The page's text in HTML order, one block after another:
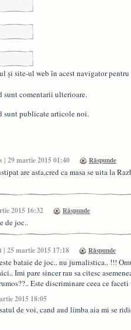
și site-ul web în acest navigator
sunt comentarii ulterioare.
sunt publicate articole noi.
| 29 martie 2015 01:40 Răspunde
are asta,cred ca masa se uita la
2015 16:32 Răspunde
de joc..
| 25 martie 2015 17:18 Răspunde
bataie de joc.. nu jurnalistica.. !!!
Imi pare sincer rau sa citesc
Este discriminare ceea ce
2015 18:05
de voi, cand aud limba aia mi se